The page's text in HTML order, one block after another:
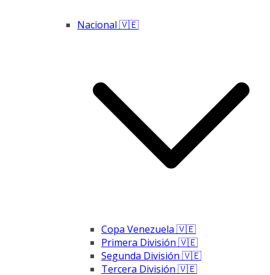
Nacional 🇻🇪
Copa Venezuela 🇻🇪
Primera División 🇻🇪
Segunda División 🇻🇪
Tercera División 🇻🇪